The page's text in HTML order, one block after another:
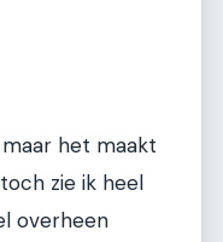
het maakt
zie ik heel
overheen